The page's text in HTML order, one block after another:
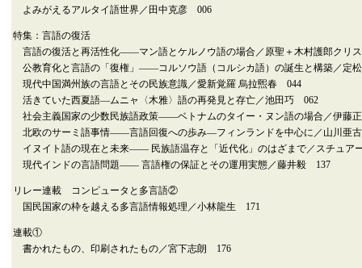
よみがえるアルタイ語世界／田中克彦 006
特集：言語の復活
言語の復活と再活性化――マン語とケルノウ語の場合／原聖＋木村護郎クリ
公教育化と言語の「復権」――コルソウ語（コルシカ語）の誕生と構築／定
現代中国満州族の言語とその民族意識／愛新覚羅 烏拉煕春 044
活きていた西夏語―ムニャ〈木雅〉語の再発見と存亡／池田巧 062
社会主義国家の少数民族語政策――ベトナムのタイー・ヌン語の場合／伊藤
北欧のサーミ語事情――言語回復への歩み―フィンランドを中心に／山川亜
イヌイト語の現在と未来―― 民族語温存と「近代化」のはざまで／スチュア
現代インドの言語問題―― 言語権の保証とその運用実態／藤井毅 137
リレー連載 コンピュータと多言語②
国民国家の枠を越える多言語情報処理／小林龍生 171
連載①
書かれたもの、印刷されたもの／宮下志朗 176